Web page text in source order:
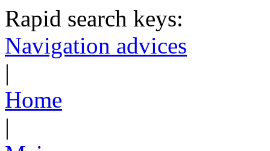
Rapid search keys:
Navigation advices
|
Home
|